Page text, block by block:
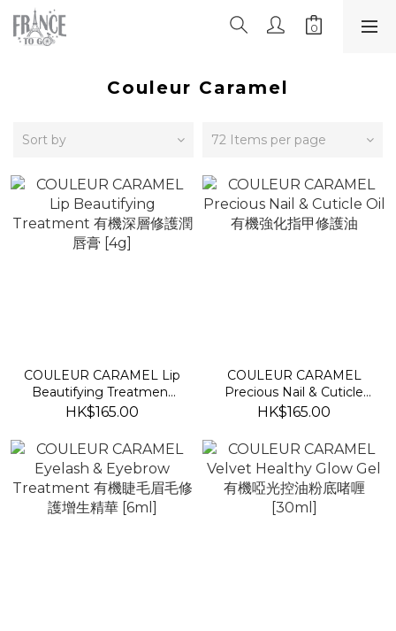
Couleur Caramel
Sort by 72 Items per page
COULEUR CARAMEL Lip
Beautifying Treatment
有機深層修護潤唇膏 [4g]
HK$165.00
COULEUR CARAMEL
Precious Nail & Cuticle
Oil 有機強化指甲修護油
HK$165.00